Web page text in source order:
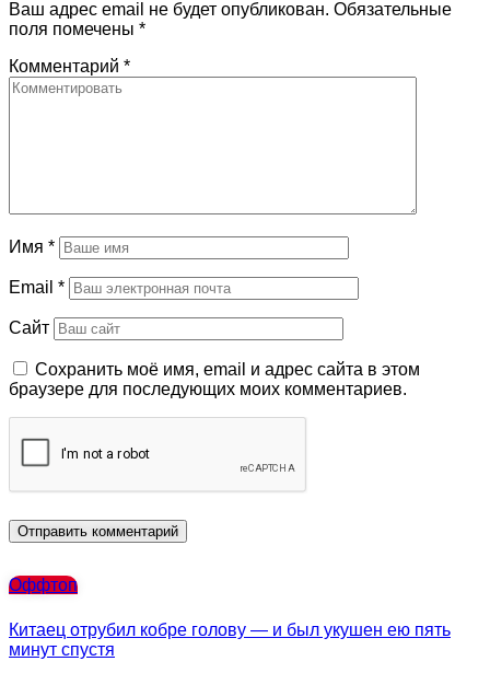
Ваш адрес email не будет опубликован. Обязательные
поля помечены *
Комментарий *
Имя *
Email *
Сайт
Сохранить моё имя, email и адрес сайта в этом
браузере для последующих моих комментариев.
Оффтоп
Китаец отрубил кобре голову — и был укушен ею пять
минут спустя